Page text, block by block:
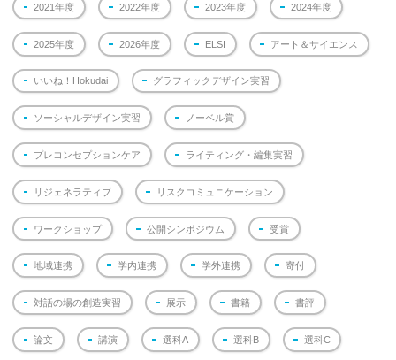
2021年度 2022年度 2023年度 2024年度
2025年度 2026年度 ELSI アート＆サイエンス
いいね！Hokudai グラフィックデザイン実習
ソーシャルデザイン実習 ノーベル賞
プレコンセプションケア ライティング・編集実習
リジェネラティブ リスクコミュニケーション
ワークショップ 公開シンポジウム 受賞
地域連携 学内連携 学外連携 寄付
対話の場の創造実習 展示 書籍 書評
論文 講演 選科A 選科B 選科C